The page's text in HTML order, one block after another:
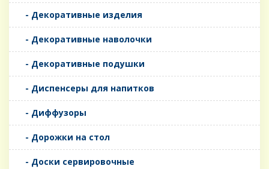
- Декоративные изделия
- Декоративные наволочки
- Декоративные подушки
- Диспенсеры для напитков
- Диффузоры
- Дорожки на стол
- Доски сервировочные